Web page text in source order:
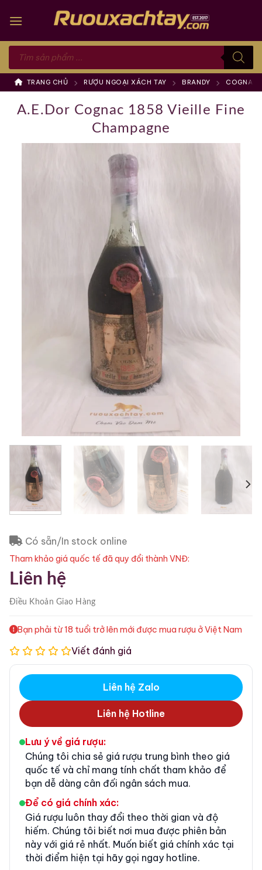
Tìm
kiếm
phẩm
TRANG CHỦ RƯỢU NGOẠI XÁCH TAY BRANDY COGNAC
A.E.Dor Cognac 1858 Vieille Fine
Champagne
Có sẵn/In stock online
Tham khảo giá quốc tế đã quy đổi thành VNĐ:
Liên hệ
Điều KhoảnGiao Hàng
Bạn phải từ 18 tuổi trở lên mới được mua rượu ở Việt Nam
Viết đánh giá
Liên hệ Zalo
Liên hệ Hotline
Lưu ý về giá rượu:
Chúng tôi chia sẻ giá rượu trung bình theo giá
quốc tế và chỉ mang tính chất tham khảo để
bạn dễ dàng cân đối ngân sách mua.
Để có giá chính xác:
Giá rượu luôn thay đổi theo thời gian và độ
hiếm. Chúng tôi biết nơi mua được phiên bản
này với giá rẻ nhất. Muốn biết giá chính xác tại
thời điểm hiện tại hãy gọi ngay hotline.